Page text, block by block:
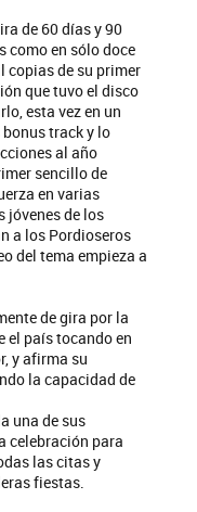
de 60 días y 90
como en sólo doce
copias de su primer
que tuvo el disco
esta vez en un
track y lo
al año
sencillo de
en varias
jóvenes de los
a los Pordioseros
del tema empieza a
de gira por la
el país tocando en
y afirma su
la capacidad de
una de sus
celebración para
las citas y
fiestas.